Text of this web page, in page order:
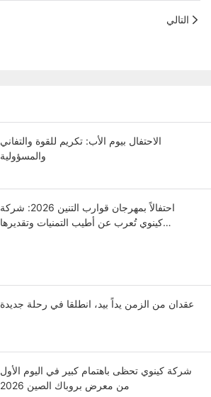
التالي
الاحتفال بيوم الأب: تكريم للقوة والتفاني
والمسؤولية
احتفالاً بمهرجان قوارب التنين 2026: شركة
كينوي تُعرب عن أطيب التمنيات وتقديرها
عقدان من الزمن يداً بيد، انطلقا في رحلة جديدة
شركة كينوي تحظى باهتمام كبير في اليوم الأول
من معرض بروباك الصين 2026